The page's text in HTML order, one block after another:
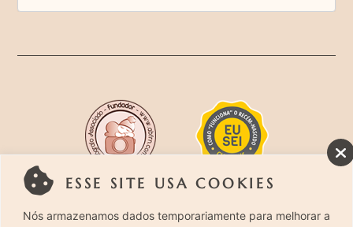
ESSE SITE USA COOKIES
Nós armazenamos dados temporariamente para melhorar a
Rua Costa Carvalho, 419 – Pinheiros, São Paulo –